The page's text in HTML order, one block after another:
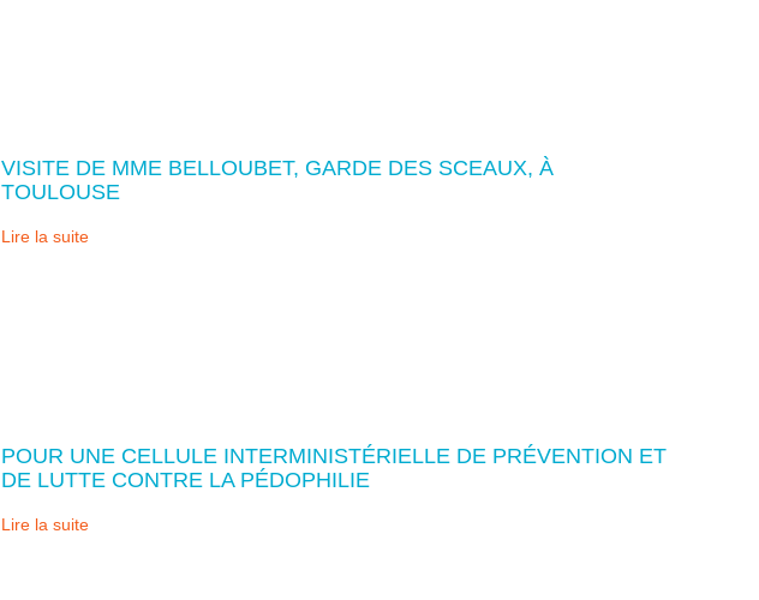
VISITE DE MME BELLOUBET, GARDE DES SCEAUX, À
TOULOUSE
Lire la suite
POUR UNE CELLULE INTERMINISTÉRIELLE DE PRÉVENTION ET
DE LUTTE CONTRE LA PÉDOPHILIE
Lire la suite